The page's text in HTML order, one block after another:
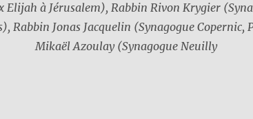
Elijah à Jérusalem), Rabbin Rivon Krygier
Rabbin Jonas Jacquelin (Synagogue Copernic,
Mikaël Azoulay (Synagogue Neuilly